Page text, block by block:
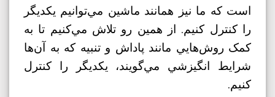
است که ما نيز همانند ماشين مي‌توانيم يکديگر
را کنترل کنيم. از همين رو تلاش مي‌کنيم تا به
کمک روش‌هايي مانند پاداش و تنبيه که به آن‌ها
شرايط انگيزشي مي‌گويند، يکديگر را کنترل
کنيم.